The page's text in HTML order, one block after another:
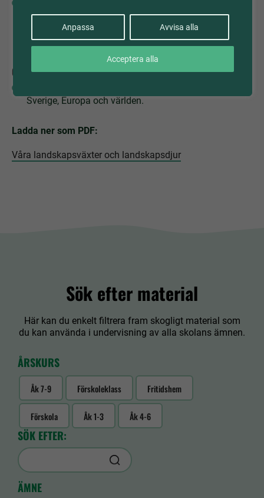
Anpassa Avvisa alla
Acceptera alla
Sverige, Norden och övriga världen. Lyrik, dramatik,
sagor och myter. Texter som belyser människors
villkor och identitets- och livsfrågor.
Geografi
Sverige, Europa och världen.
Ladda ner som PDF:
Våra landskapsväxter och landskapsdjur
Sök efter material
Här kan du enkelt filtrera fram skogligt material som
du kan använda i undervisning av alla skolans ämnen.
ÅRSKURS
Åk 7-9 Förskoleklass Fritidshem
Förskola Åk 1-3 Åk 4-6
SÖK EFTER:
ÄMNE